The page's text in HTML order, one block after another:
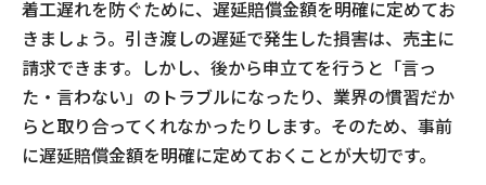
着工遅れを防ぐために、遅延賠償金額を明確に定めてお
きましょう。引き渡しの遅延で発生した損害は、売主に
請求できます。しかし、後から申立てを行うと「言っ
た・言わない」のトラブルになったり、業界の慣習だか
らと取り合ってくれなかったりします。そのため、事前
に遅延賠償金額を明確に定めておくことが大切です。